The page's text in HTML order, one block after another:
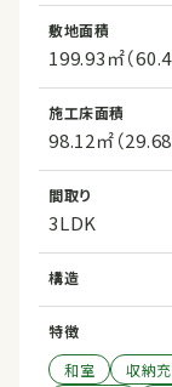
敷地面積
199.93㎡（
施工床面積
98.12㎡（29.68
間取り
3LDK
構造
特徴
和室
収納